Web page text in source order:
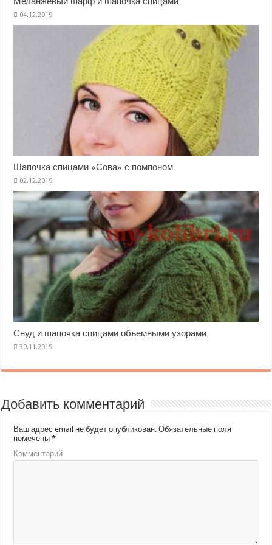
Шапочка спицами «Сова» с помпоном
Снуд и шапочка спицами объемными узорами
Добавить комментарий
Ваш адрес email не будет опубликован. Обязательные поля
помечены*
Комментарий